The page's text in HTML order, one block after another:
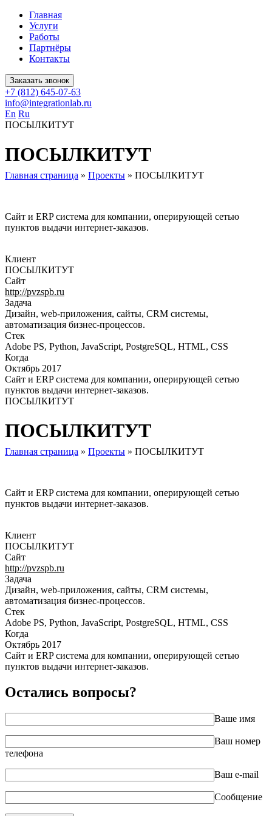
Главная
Услуги
Работы
Партнёры
Контакты
Заказать звонок
+7 (812) 645-07-63
info@integrationlab.ru
En Ru
ПОСЫЛКИТУТ
ПОСЫЛКИТУТ
Главная страница » Проекты » ПОСЫЛКИТУТ
Сайт и ERP система для компании, оперирующей сетью
пунктов выдачи интернет-заказов.
Клиент
ПОСЫЛКИТУТ
Сайт
http://pvzspb.ru
Задача
Дизайн, web-приложения, сайты, CRM системы,
автоматизация бизнес-процессов.
Стек
Adobe PS, Python, JavaScript, PostgreSQL, HTML, CSS
Когда
Октябрь 2017
Сайт и ERP система для компании, оперирующей сетью
пунктов выдачи интернет-заказов.
ПОСЫЛКИТУТ
ПОСЫЛКИТУТ
Главная страница » Проекты » ПОСЫЛКИТУТ
Сайт и ERP система для компании, оперирующей сетью
пунктов выдачи интернет-заказов.
Клиент
ПОСЫЛКИТУТ
Сайт
http://pvzspb.ru
Задача
Дизайн, web-приложения, сайты, CRM системы,
автоматизация бизнес-процессов.
Стек
Adobe PS, Python, JavaScript, PostgreSQL, HTML, CSS
Когда
Октябрь 2017
Сайт и ERP система для компании, оперирующей сетью
пунктов выдачи интернет-заказов.
Остались вопросы?
Ваше имя
Ваш номер
телефона
Ваш e-mail
Сообщение